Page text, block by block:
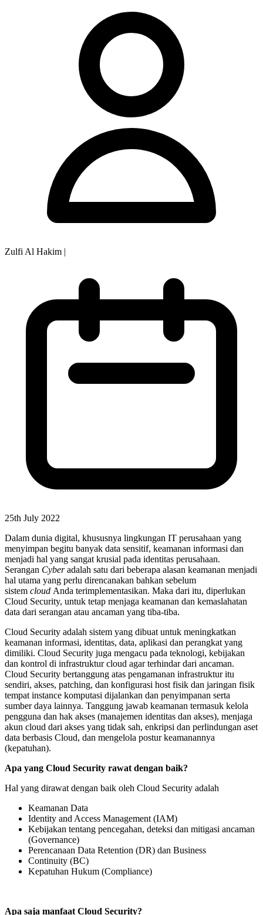
Zulfi Al Hakim |
25th July 2022
Dalam dunia digital, khususnya lingkungan IT perusahaan yang
menyimpan begitu banyak data sensitif, keamanan informasi dan
menjadi hal yang sangat krusial pada identitas perusahaan.
Serangan Cyberadalah satu dari beberapa alasan keamanan menjadi
hal utama yang perlu direncanakan bahkan sebelum
sistem cloud Anda terimplementasikan. Maka dari itu, diperlukan
Cloud Security, untuk tetap menjaga keamanan dan kemaslahatan
data dari serangan atau ancaman yang tiba-tiba.
Cloud Security adalah sistem yang dibuat untuk meningkatkan
keamanan informasi, identitas, data, aplikasi dan perangkat yang
dimiliki. Cloud Security juga mengacu pada teknologi, kebijakan
dan kontrol di infrastruktur cloud agar terhindar dari ancaman.
Cloud Security bertanggung atas pengamanan infrastruktur itu
sendiri, akses, patching, dan konfigurasi host fisik dan jaringan fisik
tempat instance komputasi dijalankan dan penyimpanan serta
sumber daya lainnya. Tanggung jawab keamanan termasuk kelola
pengguna dan hak akses (manajemen identitas dan akses), menjaga
akun cloud dari akses yang tidak sah, enkripsi dan perlindungan aset
data berbasis Cloud, dan mengelola postur keamanannya
(kepatuhan).
Apa yang Cloud Security rawat dengan baik?
Hal yang dirawat dengan baik oleh Cloud Security adalah
Keamanan Data
Identity and Access Management (IAM)
Kebijakan tentang pencegahan, deteksi dan mitigasi ancaman
(Governance)
Perencanaan Data Retention (DR) dan Business
Continuity (BC)
Kepatuhan Hukum (Compliance)
Apa saja manfaat Cloud Security?